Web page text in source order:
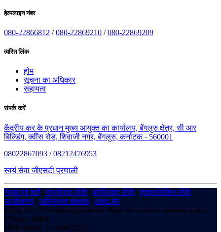
हेल्पलाइन नंबर
080-22866812 /080-22869210 /080-22869209
त्वरित लिंक
होम
सूचना का अधिकार
सहायता
संपर्क करें
केंद्रीय कर के प्रधान मुख्य आयुक्त का कार्यालय, बेंगलुरु क्षेत्र, सी आर
बिल्डिंग, क्वींस रोड, शिवाजी नगर, बेंगलुरु, कर्नाटक - 560001
08022867093 /08212476953
स्वयं सेवा जीएसटी प्रणाली
नियम एवं शर्तें|गोपनीयता नीति|कॉपीराइट नीति|हाइपरलिंकिंग नीति|
अस्वीकरण | अभिगम्यता वक्तव्य |साइट मैप
कॉपीराइट © 2025 केंद्रीय वस्तु एवं सेवा कर - बेंगलुरु ज़ोन - कर्नाटक। सर्वाधिकार सुरक्षित।
Visitors: 4,801
अंतिम अद्यतन: 14 नवंबर 2025